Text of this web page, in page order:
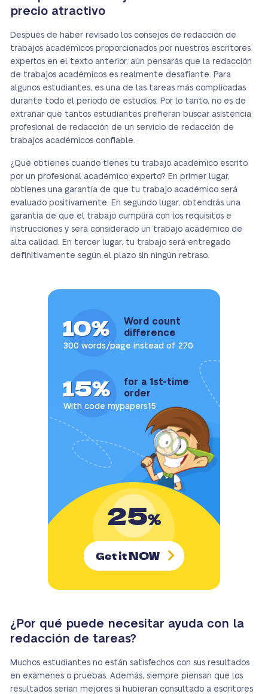
precio atractivo
Después de haber revisado los consejos de redacción de
trabajos académicos proporcionados por nuestros escritores
expertos en el texto anterior, aún pensarás que la redacción
de trabajos académicos es realmente desafiante. Para
algunos estudiantes, es una de las tareas más complicadas
durante todo el período de estudios. Por lo tanto, no es de
extrañar que tantos estudiantes prefieran buscar asistencia
profesional de redacción de un servicio de redacción de
trabajos académicos confiable.
¿Qué obtienes cuando tienes tu trabajo académico escrito
por un profesional académico experto? En primer lugar,
obtienes una garantía de que tu trabajo académico será
evaluado positivamente. En segundo lugar, obtendrás una
garantía de que el trabajo cumplirá con los requisitos e
instrucciones y será considerado un trabajo académico de
alta calidad. En tercer lugar, tu trabajo será entregado
definitivamente según el plazo sin ningún retraso.
10%
Word count
difference
300 words/page instead of 270
15%
for a 1st-time
order
With code mypapers15
25%
Get itNOW
¿Por qué puede necesitar ayuda con la
redacción de tareas?
Muchos estudiantes no están satisfechos con sus resultados
en exámenes o pruebas. Además, siempre piensan que los
resultados serían mejores si hubieran consultado a escritores